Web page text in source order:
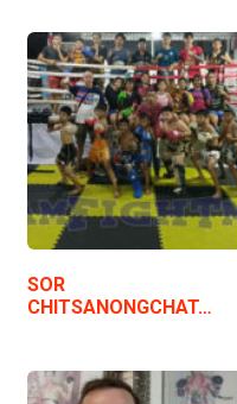
SOR
CHITSANONGCHAT…